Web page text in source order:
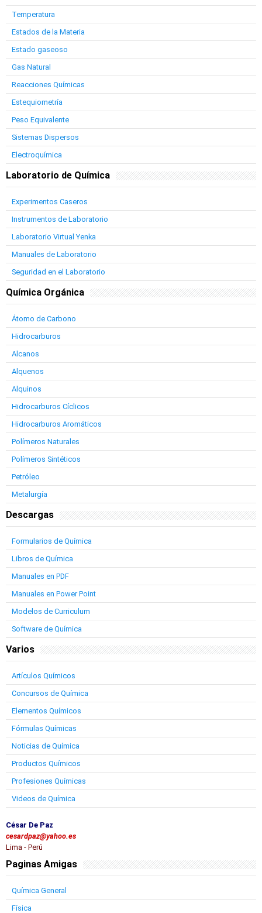
Temperatura
Estados de la Materia
Estado gaseoso
Gas Natural
Reacciones Químicas
Estequiometría
Peso Equivalente
Sistemas Dispersos
Electroquímica
Laboratorio de Química
Experimentos Caseros
Instrumentos de Laboratorio
Laboratorio Virtual Yenka
Manuales de Laboratorio
Seguridad en el Laboratorio
Química Orgánica
Átomo de Carbono
Hidrocarburos
Alcanos
Alquenos
Alquinos
Hidrocarburos Cíclicos
Hidrocarburos Aromáticos
Polímeros Naturales
Polímeros Sintéticos
Petróleo
Metalurgía
Descargas
Formularios de Química
Libros de Química
Manuales en PDF
Manuales en Power Point
Modelos de Curriculum
Software de Química
Varios
Artículos Químicos
Concursos de Química
Elementos Químicos
Fórmulas Químicas
Noticias de Química
Productos Químicos
Profesiones Químicas
Videos de Química
César De Paz
cesardpaz@yahoo.es
Lima - Perú
Paginas Amigas
Química General
Física